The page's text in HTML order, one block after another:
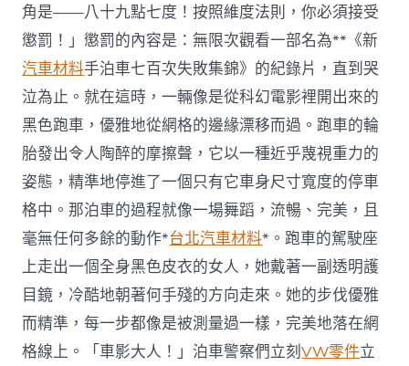
角是——八十九點七度！按照維度法則，你必須接受
懲罰！」懲罰的內容是：無限次觀看一部名為**《新
汽車材料手泊車七百次失敗集錦》的紀錄片，直到哭
泣為止。就在這時，一輛像是從科幻電影裡開出來的
黑色跑車，優雅地從網格的邊緣漂移而過。跑車的輪
胎發出令人陶醉的摩擦聲，它以一種近乎蔑視重力的
姿態，精準地停進了一個只有它車身尺寸寬度的停車
格中。那泊車的過程就像一場舞蹈，流暢、完美，且
毫無任何多餘的動作*台北汽車材料*。跑車的駕駛座
上走出一個全身黑色皮衣的女人，她戴著一副透明護
目鏡，冷酷地朝著何手殘的方向走來。她的步伐優雅
而精準，每一步都像是被測量過一樣，完美地落在網
格線上。「車影大人！」泊車警察們立刻VW零件立